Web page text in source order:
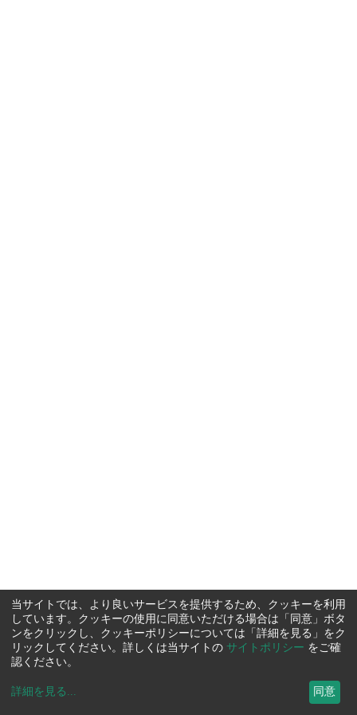
当サイトでは、より良いサービスを提供するため、クッキーを利用
しています。クッキーの使用に同意いただける場合は「同意」ボタ
ンをクリックし、クッキーポリシーについては「詳細を見る」をク
リックしてください。詳しくは当サイトの サイトポリシー をご確
認ください。
詳細を見る ... 同意